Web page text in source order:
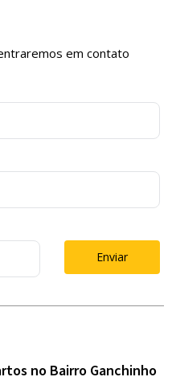
em contato
Enviar
no Bairro Ganchinho